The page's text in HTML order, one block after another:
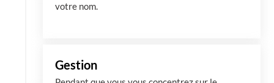
votre nom.
Gestion